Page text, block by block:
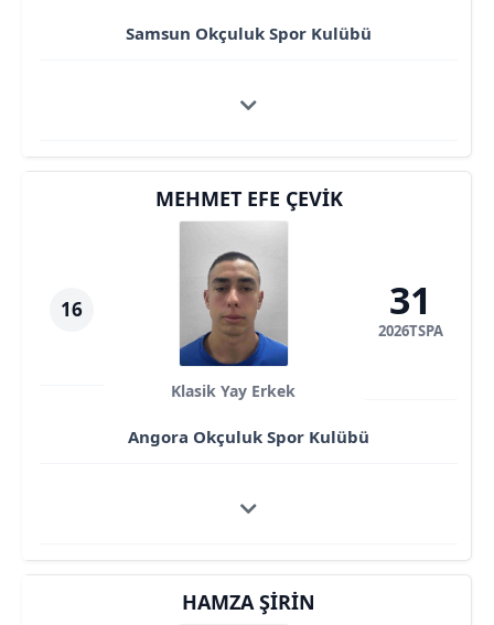
Samsun Okçuluk Spor Kulübü
16
MEHMET EFE ÇEVIK
Klasik Yay Erkek
Angora Okçuluk Spor Kulübü
31
2026TSPA
HAMZA ŞIRIN